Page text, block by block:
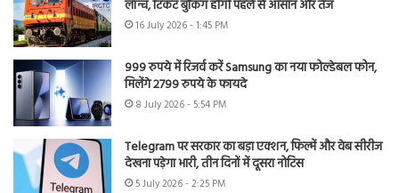
लॉन्च, टिकट बुकिंग होगी पहले से आसान और तेज
16 July 2026 - 1:45 PM
999 रुपये में रिजर्व करें Samsung का नया फोल्डेबल फोन,
मिलेंगे 2799 रुपये के फायदे
8 July 2026 - 5:54 PM
Telegram पर सरकार का बड़ा एक्शन, फिल्में और वेब सीरीज
देखना पड़ेगा भारी, तीन दिनों में दूसरा नोटिस
5 July 2026 - 2:25 PM